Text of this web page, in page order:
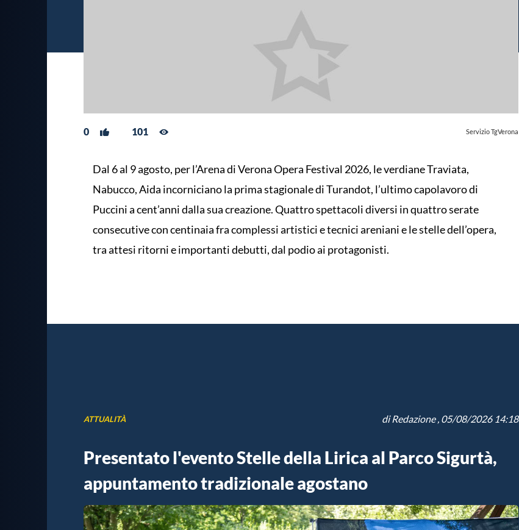
0 101 Servizio TgVerona
Dal 6 al 9 agosto, per l’Arena di Verona Opera Festival 2026, le verdiane Traviata,
Nabucco, Aida incorniciano la prima stagionale di Turandot, l’ultimo capolavoro di
Puccini a cent’anni dalla sua creazione. Quattro spettacoli diversi in quattro serate
consecutive con centinaia fra complessi artistici e tecnici areniani e le stelle dell’opera,
tra attesi ritorni e importanti debutti, dal podio ai protagonisti.
ATTUALITÀ diRedazione, 05/08/2026 14:18
Presentato l'evento Stelle della Lirica al Parco Sigurtà,
appuntamento tradizionale agostano